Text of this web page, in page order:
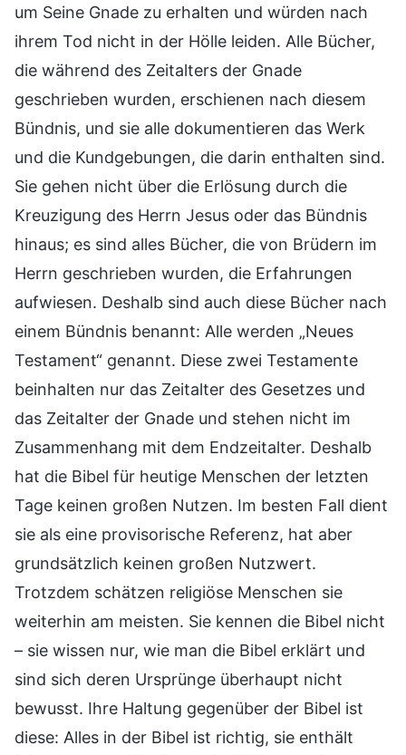
um Seine Gnade zu erhalten und würden nach
ihrem Tod nicht in der Hölle leiden. Alle Bücher,
die während des Zeitalters der Gnade
geschrieben wurden, erschienen nach diesem
Bündnis, und sie alle dokumentieren das Werk
und die Kundgebungen, die darin enthalten sind.
Sie gehen nicht über die Erlösung durch die
Kreuzigung des Herrn Jesus oder das Bündnis
hinaus; es sind alles Bücher, die von Brüdern im
Herrn geschrieben wurden, die Erfahrungen
aufwiesen. Deshalb sind auch diese Bücher nach
einem Bündnis benannt: Alle werden „Neues
Testament“ genannt. Diese zwei Testamente
beinhalten nur das Zeitalter des Gesetzes und
das Zeitalter der Gnade und stehen nicht im
Zusammenhang mit dem Endzeitalter. Deshalb
hat die Bibel für heutige Menschen der letzten
Tage keinen großen Nutzen. Im besten Fall dient
sie als eine provisorische Referenz, hat aber
grundsätzlich keinen großen Nutzwert.
Trotzdem schätzen religiöse Menschen sie
weiterhin am meisten. Sie kennen die Bibel nicht
– sie wissen nur, wie man die Bibel erklärt und
sind sich deren Ursprünge überhaupt nicht
bewusst. Ihre Haltung gegenüber der Bibel ist
diese: Alles in der Bibel ist richtig, sie enthält